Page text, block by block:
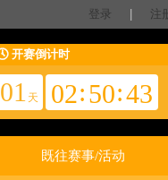
登录 注册
开赛倒计时
01 天 02:50:42
既往赛事/活动